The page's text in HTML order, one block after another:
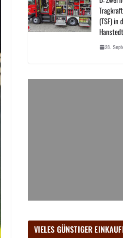
(TSF) in
Hanstedt
28.
VIELES GÜNSTIGER